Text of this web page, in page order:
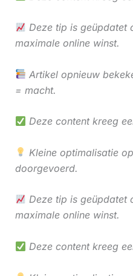
Deze tip is
maximale online winst.
Artikel opnieuw
= macht.
Deze content kreeg
Kleine optimalisatie
doorgevoerd.
Deze tip is geüpdatet
maximale online winst.
Deze content kreeg